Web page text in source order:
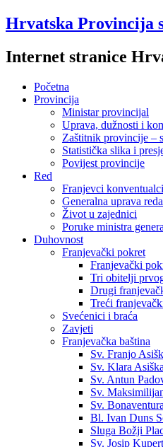
Hrvatska Provincija
Internet stranice
Početna
Provincija
Ministar provincijal
Uprava, dužnosti i
Zaštitnik provincije –
Statistička slika i
Povijest provincije
Red
Franjevci konventualci
Generalna uprava
Život u zajednici
Poruke ministra
Duhovnost
Franjevački pokret
Franjevački
Tri obitelji
Drugi
Treći
Svećenici i braća
Zavjeti
Franjevačka baština
Sv. Franjo
Sv. Klara Asiška
Sv. Antun
Sv.
Sv. Bonaventura
Bl. Ivan Duns
Sluga Božji
Sv. Josip